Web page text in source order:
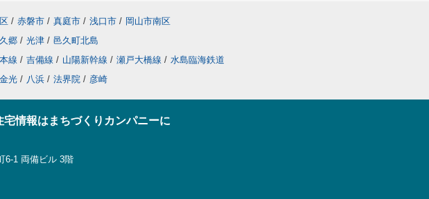
/ 赤磐市 / 真庭市 / 浅口市 / 岡山市南区
郷 / 光津 / 邑久町北島
線 / 吉備線 / 山陽新幹線 / 瀬戸大橋線 / 水島臨海鉄道
金光 / 八浜 / 法界院 / 彦崎
宅情報はまちづくりカンパニーに
6-1 両備ビル 3階